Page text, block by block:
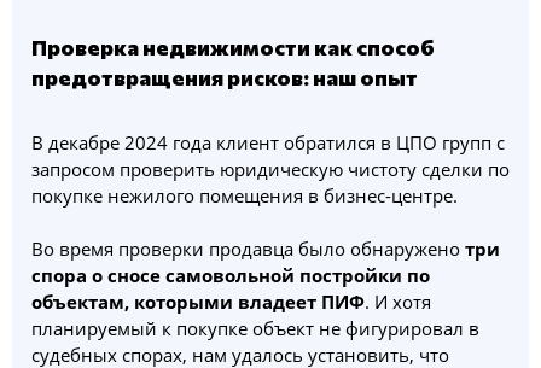
Проверка недвижимости как способ
предотвращения рисков: наш опыт
В декабре 2024 года клиент обратился в ЦПО групп с
запросом проверить юридическую чистоту сделки по
покупке нежилого помещения в бизнес-центре.
Во время проверки продавца было обнаружено три
спора о сносе самовольной постройки по
объектам, которыми владеет ПИФ. И хотя
планируемый к покупке объект не фигурировал в
судебных спорах, нам удалось установить, что